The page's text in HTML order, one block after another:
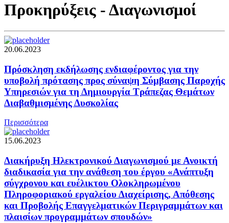
Προκηρύξεις - Διαγωνισμοί
20.06.2023
Πρόσκληση εκδήλωσης ενδιαφέροντος για την
υποβολή πρότασης προς σύναψη Σύμβασης Παροχής
Υπηρεσιών για τη Δημιουργία Τράπεζας Θεμάτων
Διαβαθμισμένης Δυσκολίας
Περισσότερα
15.06.2023
Διακήρυξη Ηλεκτρονικού Διαγωνισμού με Ανοικτή
διαδικασία για την ανάθεση του έργου «Ανάπτυξη
σύγχρονου και ευέλικτου Ολοκληρωμένου
Πληροφοριακού εργαλείου Διαχείρισης, Απόθεσης
και Προβολής Επαγγελματικών Περιγραμμάτων και
πλαισίων προγραμμάτων σπουδών»